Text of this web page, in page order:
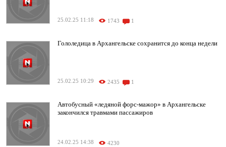
25.02.25 11:18 1743 1
Гололедица в Архангельске сохранится до конца недели
25.02.25 10:29 2435 1
Автобусный «ледяной форс-мажор» в Архангельске
закончился травмами пассажиров
24.02.25 14:38 4230